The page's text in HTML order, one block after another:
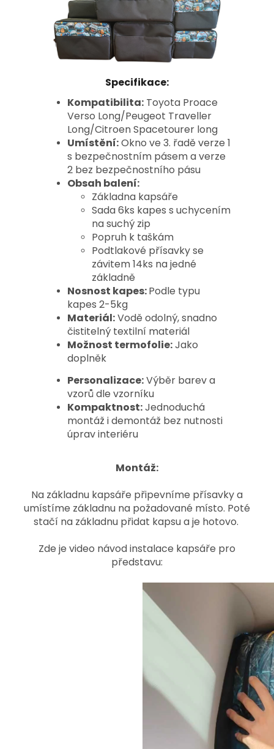
Specifikace:
Kompatibilita: Toyota Proace
Verso Long/Peugeot Traveller
Long/Citroen Spacetourer long
Umístění:Okno ve 3. řadě verze 1
s bezpečnostním pásem a verze
2 bez bezpečnostního pásu
Obsah balení:
Základna kapsáře
Sada 6ks kapes s uchycením
na suchý zip
Popruh k taškám
Podtlakové přísavky se
závitem 14ks na jedné
základně
Nosnost kapes:Podle typu
kapes 2-5kg
Materiál:Vodě odolný, snadno
čistitelný textilní materiál
Možnost termofolie:Jako
doplněk
Personalizace:Výběr barev a
vzorů dle vzorníku
Kompaktnost:Jednoduchá
montáž i demontáž bez nutnosti
úprav interiéru
Montáž:
Na základnu kapsáře připevníme přísavky a
umístíme základnu na požadované místo. Poté
stačí na základnu přidat kapsu a je hotovo.
Zde je video návod instalace kapsáře pro
představu: